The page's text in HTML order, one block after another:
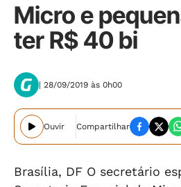
Micro e
ter R$ 40 bi
| 28/09/2019 às 0h00
Ouvir Compartilhar
Brasília, DF O secretário